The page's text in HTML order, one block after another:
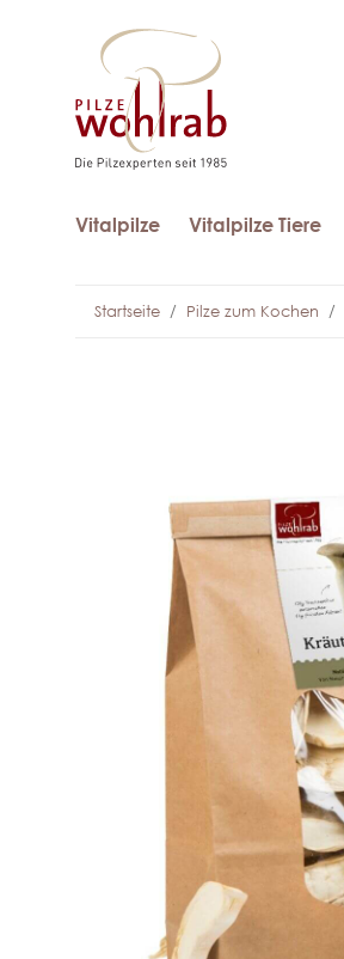
Vitalpilze Vitalpilze Tiere
Startseite Pilze zum Kochen